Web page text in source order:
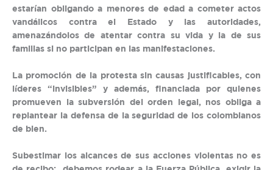
estarían obligando a menores de edad a cometer actos
vandálicos contra el Estado y las autoridades,
amenazándolos de atentar contra su vida y la de sus
familias si no participan en las manifestaciones.
La promoción de la protesta sin causas justificables, con
líderes “invisibles” y además, financiada por quienes
promueven la subversión del orden legal, nos obliga a
replantear la defensa de la seguridad de los colombianos
de bien.
Subestimar los alcances de sus acciones violentas no es